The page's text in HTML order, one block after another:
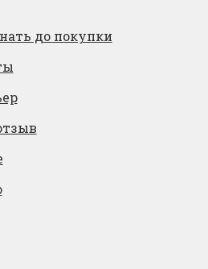
до покупки